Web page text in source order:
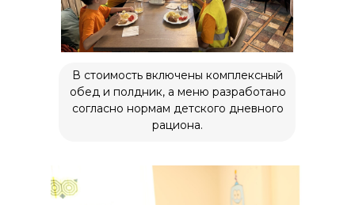
В стоимость включены комплексный
обед и полдник, а меню разработано
согласно нормам детского дневного
рациона.
Летние программы
Мастер-классы